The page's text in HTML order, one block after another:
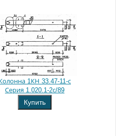
1КН 33.47-11-с
Серия 1.020.1-2с/89
Купить